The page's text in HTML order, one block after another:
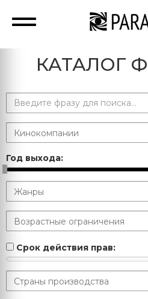
КАТАЛОГ
Год выхода:
Срок действия прав: